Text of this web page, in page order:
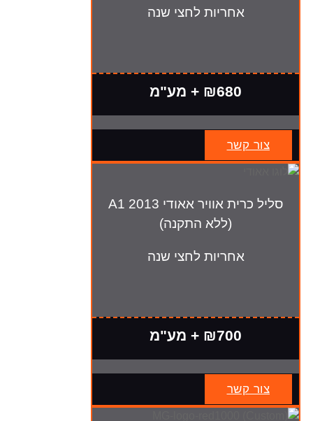
אחריות לחצי שנה
₪680 + מע"מ
צור קשר
סליל כרית אוויר אאודי A1 2013
(ללא התקנה)
אחריות לחצי שנה
₪700 + מע"מ
צור קשר